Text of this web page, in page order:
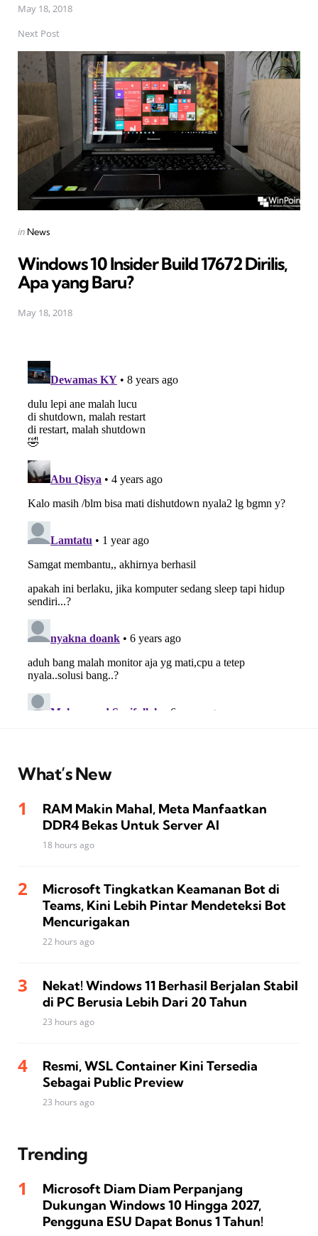
May 18, 2018
Next Post
Posted
in News
Windows 10 Insider Build 17672 Dirilis,
Apa yang Baru?
May 18, 2018
What’s New
RAM Makin Mahal, Meta Manfaatkan
DDR4 Bekas Untuk Server AI
18 hours ago
Microsoft Tingkatkan Keamanan Bot di
Teams, Kini Lebih Pintar Mendeteksi Bot
Mencurigakan
22 hours ago
Nekat! Windows 11 Berhasil Berjalan Stabil
di PC Berusia Lebih Dari 20 Tahun
23 hours ago
Resmi, WSL Container Kini Tersedia
Sebagai Public Preview
23 hours ago
Trending
Microsoft Diam Diam Perpanjang
Dukungan Windows 10 Hingga 2027,
Pengguna ESU Dapat Bonus 1 Tahun!